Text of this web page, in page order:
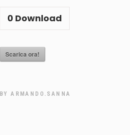
0 Download
Scarica ora!
BYARMANDO.SANNA